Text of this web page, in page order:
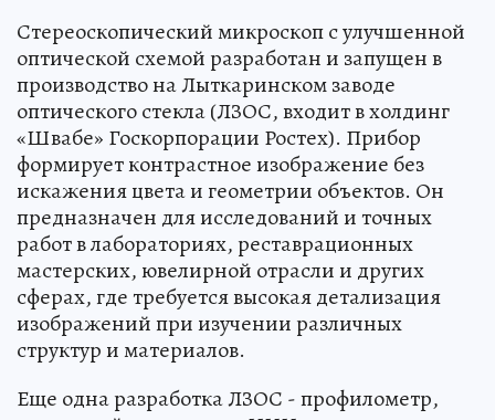
Стереоскопический микроскоп с улучшенной
оптической схемой разработан и запущен в
производство на Лыткаринском заводе
оптического стекла (ЛЗОС, входит в холдинг
«Швабе» Госкорпорации Ростех). Прибор
формирует контрастное изображение без
искажения цвета и геометрии объектов. Он
предназначен для исследований и точных
работ в лабораториях, реставрационных
мастерских, ювелирной отрасли и других
сферах, где требуется высокая детализация
изображений при изучении различных
структур и материалов.
Еще одна разработка ЛЗОС - профилометр,